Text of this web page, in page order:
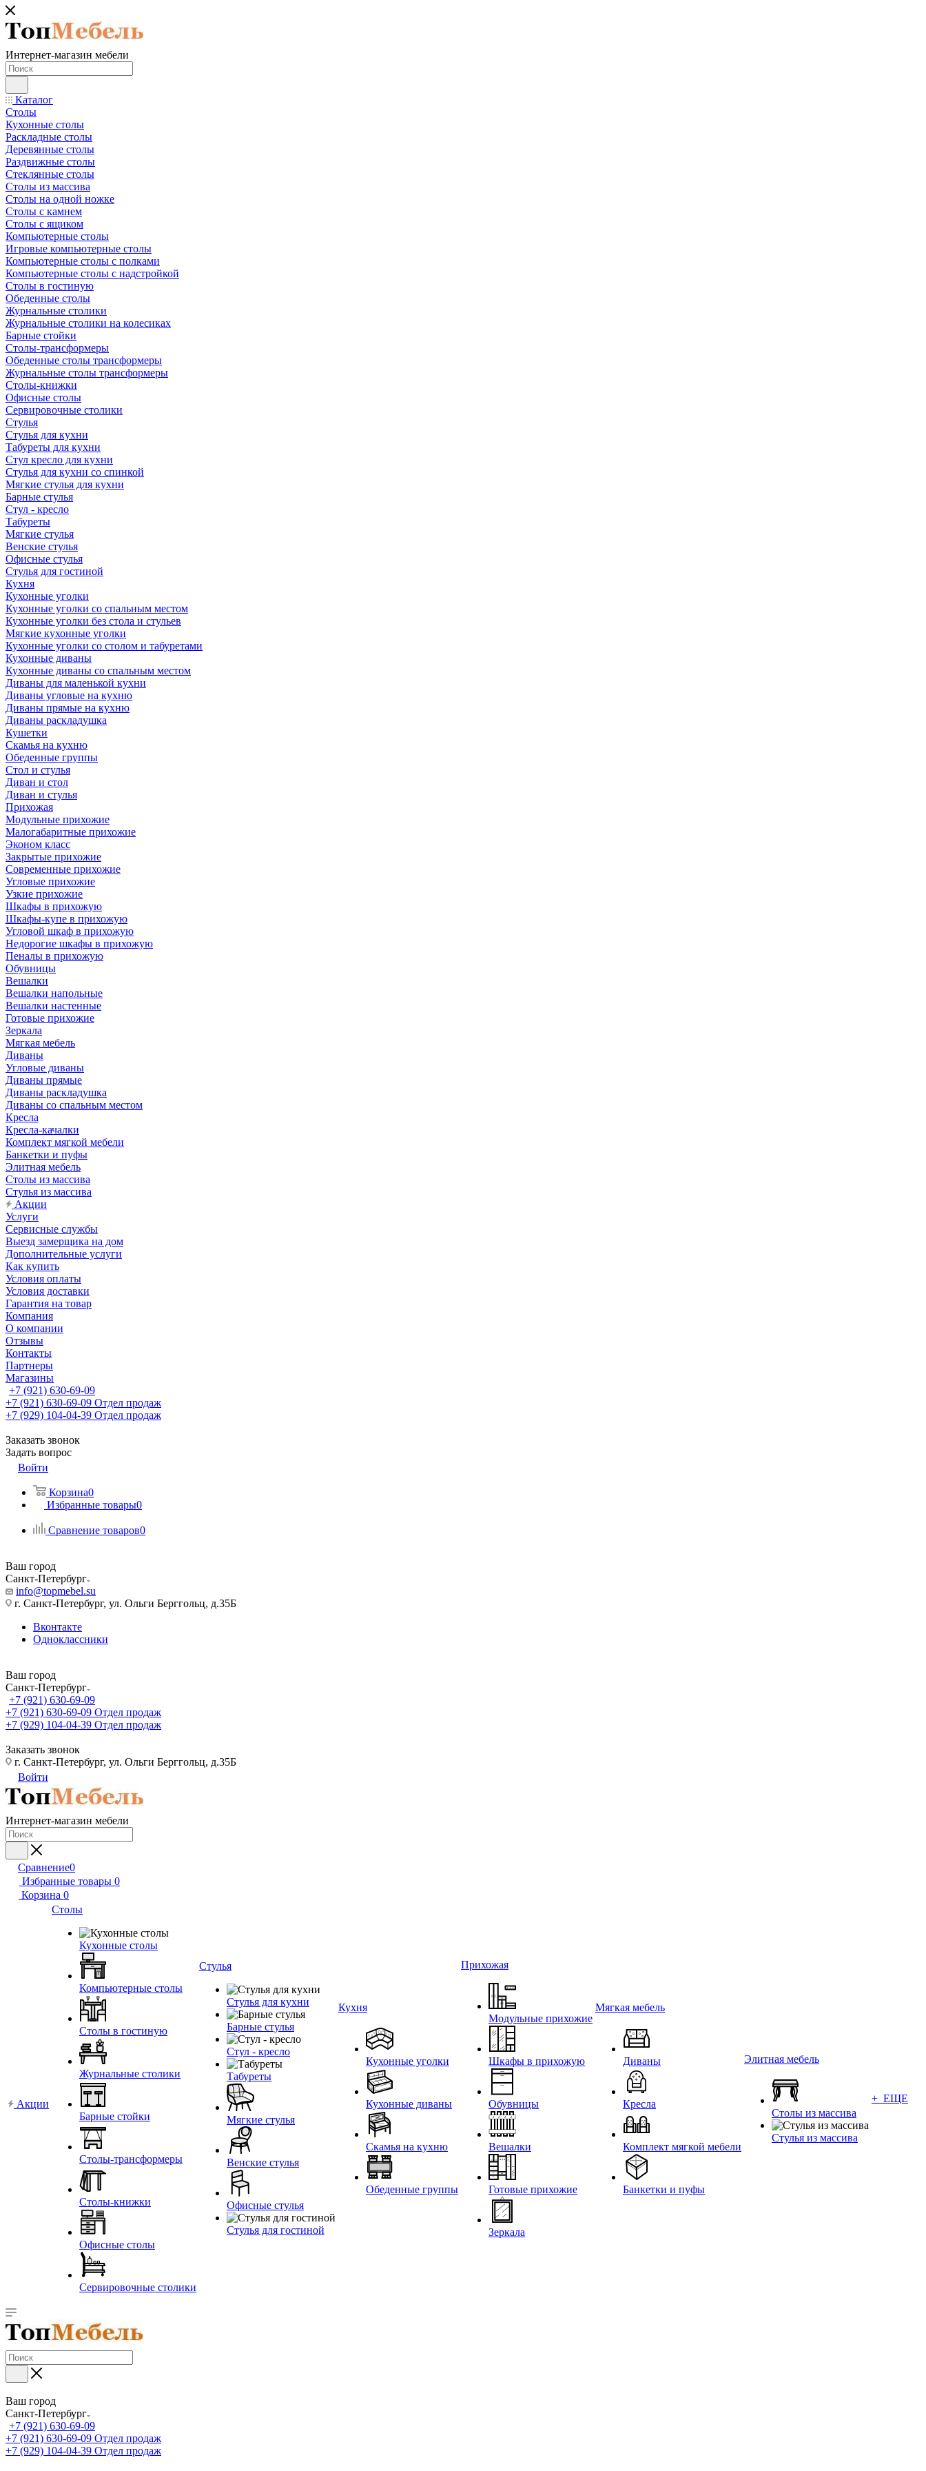
Интернет-магазин мебели
Каталог
Столы
Кухонные столы
Раскладные столы
Деревянные столы
Раздвижные столы
Стеклянные столы
Столы из массива
Столы на одной ножке
Столы с камнем
Столы с ящиком
Компьютерные столы
Игровые компьютерные столы
Компьютерные столы с полками
Компьютерные столы с надстройкой
Столы в гостиную
Обеденные столы
Журнальные столики
Журнальные столики на колесиках
Барные стойки
Столы-трансформеры
Обеденные столы трансформеры
Журнальные столы трансформеры
Столы-книжки
Офисные столы
Сервировочные столики
Стулья
Стулья для кухни
Табуреты для кухни
Стул кресло для кухни
Стулья для кухни со спинкой
Мягкие стулья для кухни
Барные стулья
Стул - кресло
Табуреты
Мягкие стулья
Венские стулья
Офисные стулья
Стулья для гостиной
Кухня
Кухонные уголки
Кухонные уголки со спальным местом
Кухонные уголки без стола и стульев
Мягкие кухонные уголки
Кухонные уголки со столом и табуретами
Кухонные диваны
Кухонные диваны со спальным местом
Диваны для маленькой кухни
Диваны угловые на кухню
Диваны прямые на кухню
Диваны раскладушка
Кушетки
Скамья на кухню
Обеденные группы
Стол и стулья
Диван и стол
Диван и стулья
Прихожая
Модульные прихожие
Малогабаритные прихожие
Эконом класс
Закрытые прихожие
Современные прихожие
Угловые прихожие
Узкие прихожие
Шкафы в прихожую
Шкафы-купе в прихожую
Угловой шкаф в прихожую
Недорогие шкафы в прихожую
Пеналы в прихожую
Обувницы
Вешалки
Вешалки напольные
Вешалки настенные
Готовые прихожие
Зеркала
Мягкая мебель
Диваны
Угловые диваны
Диваны прямые
Диваны раскладушка
Диваны со спальным местом
Кресла
Кресла-качалки
Комплект мягкой мебели
Банкетки и пуфы
Элитная мебель
Столы из массива
Стулья из массива
Акции
Услуги
Сервисные службы
Выезд замерщика на дом
Дополнительные услуги
Как купить
Условия оплаты
Условия доставки
Гарантия на товар
Компания
О компании
Отзывы
Контакты
Партнеры
Магазины
+7 (921) 630-69-09
+7 (921) 630-69-09 Отдел продаж
+7 (929) 104-04-39 Отдел продаж
Заказать звонок
Задать вопрос
Войти
Корзина0
Избранные товары0
Сравнение товаров0
Ваш город
Санкт-Петербург
info@topmebel.su
г. Санкт-Петербург, ул. Ольги Берггольц, д.35Б
Вконтакте
Одноклассники
Ваш город
Санкт-Петербург
+7 (921) 630-69-09
+7 (921) 630-69-09 Отдел продаж
+7 (929) 104-04-39 Отдел продаж
Заказать звонок
г. Санкт-Петербург, ул. Ольги Берггольц, д.35Б
Войти
Интернет-магазин мебели
Сравнение0
Избранные товары 0
Корзина 0
Акции
Столы
Кухонные столы
Компьютерные столы
Столы в гостиную
Журнальные столики
Барные стойки
Столы-трансформеры
Столы-книжки
Офисные столы
Сервировочные столики
Стулья
Стулья для кухни
Барные стулья
Стул - кресло
Табуреты
Мягкие стулья
Венские стулья
Офисные стулья
Стулья для гостиной
Кухня
Кухонные уголки
Кухонные диваны
Скамья на кухню
Обеденные группы
Прихожая
Модульные прихожие
Шкафы в прихожую
Обувницы
Вешалки
Готовые прихожие
Зеркала
Мягкая мебель
Диваны
Кресла
Комплект мягкой мебели
Банкетки и пуфы
Элитная мебель
Столы из массива
Стулья из массива
+ ЕЩЕ
Ваш город
Санкт-Петербург
+7 (921) 630-69-09
+7 (921) 630-69-09 Отдел продаж
+7 (929) 104-04-39 Отдел продаж